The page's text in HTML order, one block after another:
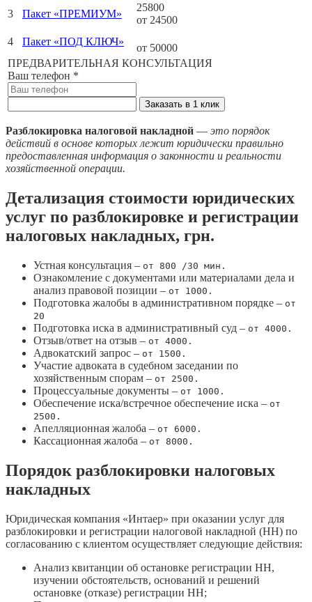
3
Пакет «ПРЕМИУМ»
25800
от 24500
4
Пакет «ПОД КЛЮЧ»
от 50000
ПРЕДВАРИТЕЛЬНАЯ КОНСУЛЬТАЦИЯ
Ваш телефон *
Заказать в 1 клик
Разблокировка налоговой накладной — это порядок
действий в основе которых лежит юридически правильно
предоставленная информация о законности и реальности
хозяйственной операции.
Детализация стоимости юридических
услуг по разблокировке и регистрации
налоговых накладных, грн.
Устная консультация – от 800 /30 мин.
Ознакомление с документами или материалами дела и
анализ правовой позиции – от 1000.
Подготовка жалобы в административном порядке – от
20
Подготовка иска в административный суд – от 4000.
Отзыв/ответ на отзыв – от 4000.
Адвокатский запрос – от 1500.
Участие адвоката в судебном заседании по
хозяйственным спорам – от 2500.
Процессуальные документы – от 1000.
Обеспечение иска/встречное обеспечение иска – от
2500.
Апелляционная жалоба – от 6000.
Кассационная жалоба – от 8000.
Порядок разблокировки налоговых
накладных
Юридическая компания «Интаер» при оказании услуг для
разблокировки и регистрации налоговой накладной (НН) по
согласованию с клиентом осуществляет следующие действия:
Анализ квитанции об остановке регистрации НН,
изучении обстоятельств, оснований и решений
остановке (отказе) регистрации НН;